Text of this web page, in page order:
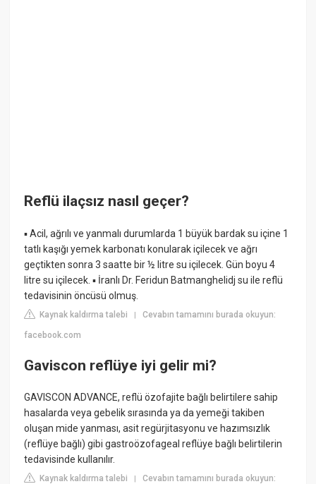
Reflü ilaçsız nasıl geçer?
▪️ Acil, ağrılı ve yanmalı durumlarda 1 büyük bardak su içine 1
tatlı kaşığı yemek karbonatı konularak içilecek ve ağrı
geçtikten sonra 3 saatte bir ½ litre su içilecek. Gün boyu 4
litre su içilecek. ▪️ İranlı Dr. Feridun Batmanghelidj su ile reflü
tedavisinin öncüsü olmuş.
Kaynak kaldırma talebi |Cevabın tamamını burada okuyun:
facebook.com
Gaviscon reflüye iyi gelir mi?
GAVISCON ADVANCE, reflü özofajite bağlı belirtilere sahip
hasalarda veya gebelik sırasında ya da yemeği takiben
oluşan mide yanması, asit regürjitasyonu ve hazımsızlık
(reflüye bağlı) gibi gastroözofageal reflüye bağlı belirtilerin
tedavisinde kullanılır.
Kaynak kaldırma talebi |Cevabın tamamını burada okuyun: